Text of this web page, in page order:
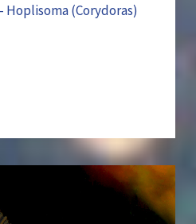
Hoplisoma (Corydoras)